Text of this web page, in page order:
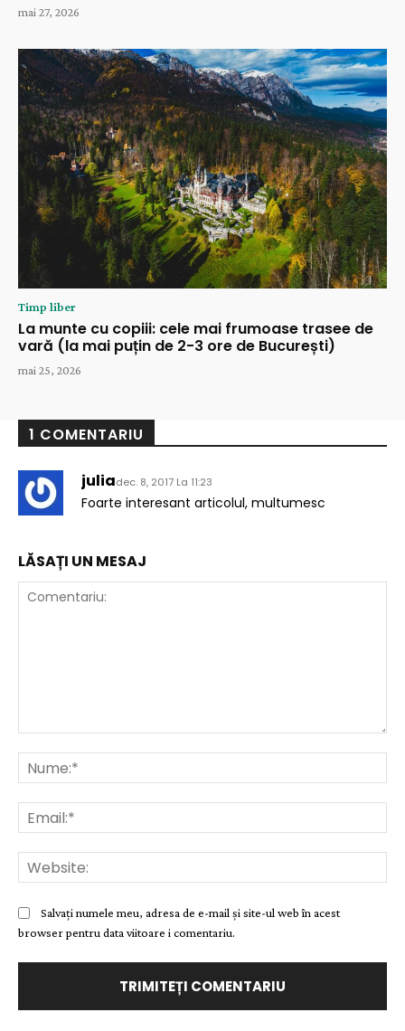
mai 27, 2026
Timp liber
La munte cu copiii: cele mai frumoase trasee de
vară (la mai puțin de 2-3 ore de București)
mai 25, 2026
1 COMENTARIU
juliadec. 8, 2017 La 11:23
Foarte interesant articolul, multumesc
LĂSAȚI UN MESAJ
Salvați numele meu, adresa de e-mail și site-ul web în acest
browser pentru data viitoare i comentariu.